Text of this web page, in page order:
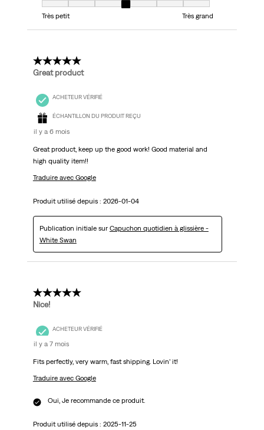
Taille, 4 sur 7, où 1 est égal à Très petit et 7 est égal à Très grand
Très petit
Très grand
5 étoile(s) sur 5.
Great product
ACHETEUR VÉRIFIÉ
ÉCHANTILLON DU PRODUIT REÇU
il y a 6 mois
Great product, keep up the good work! Good material and
high quality item!!
Traduire avec Google
Produit utilisé depuis : 2026-01-04
Publication initiale sur Capuchon quotidien à glissière -
White Swan
5 étoile(s) sur 5.
Nice!
ACHETEUR VÉRIFIÉ
il y a 7 mois
Fits perfectly, very warm, fast shipping. Lovin’ it!
Traduire avec Google
Oui, Je recommande ce produit.
Produit utilisé depuis : 2025-11-25